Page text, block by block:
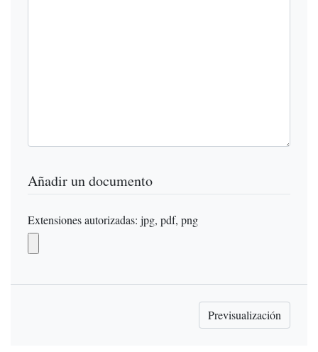
Añadir un documento
Extensiones autorizadas: jpg, pdf, png